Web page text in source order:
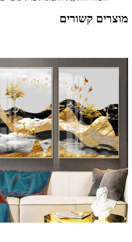
מוצרים קשורים